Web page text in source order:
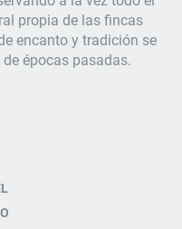
propia de las fincas
encanto y tradición se
épocas pasadas.